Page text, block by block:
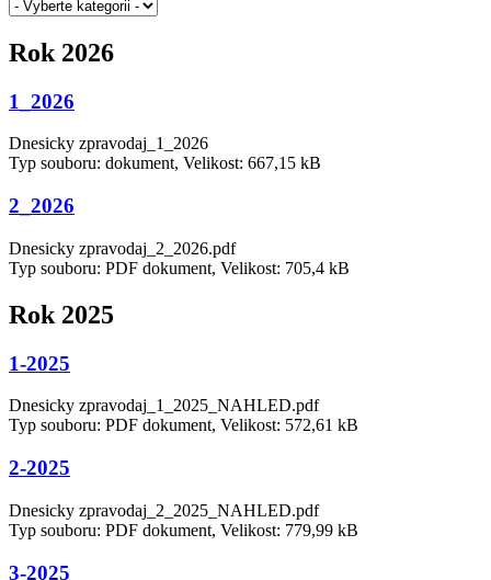
Rok 2026
1_2026
Dnesicky zpravodaj_1_2026
Typ souboru: dokument, Velikost: 667,15 kB
2_2026
Dnesicky zpravodaj_2_2026.pdf
Typ souboru: PDF dokument, Velikost: 705,4 kB
Rok 2025
1-2025
Dnesicky zpravodaj_1_2025_NAHLED.pdf
Typ souboru: PDF dokument, Velikost: 572,61 kB
2-2025
Dnesicky zpravodaj_2_2025_NAHLED.pdf
Typ souboru: PDF dokument, Velikost: 779,99 kB
3-2025